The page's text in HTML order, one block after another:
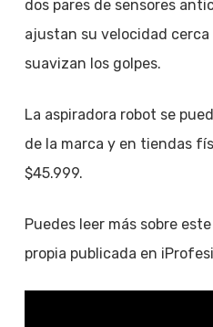
dos pares de sensores
ajustan su velocidad cerca
suavizan los golpes.
La aspiradora robot se
de la marca y en tiendas
$45.999.
Puedes leer más sobre
propia publicada en